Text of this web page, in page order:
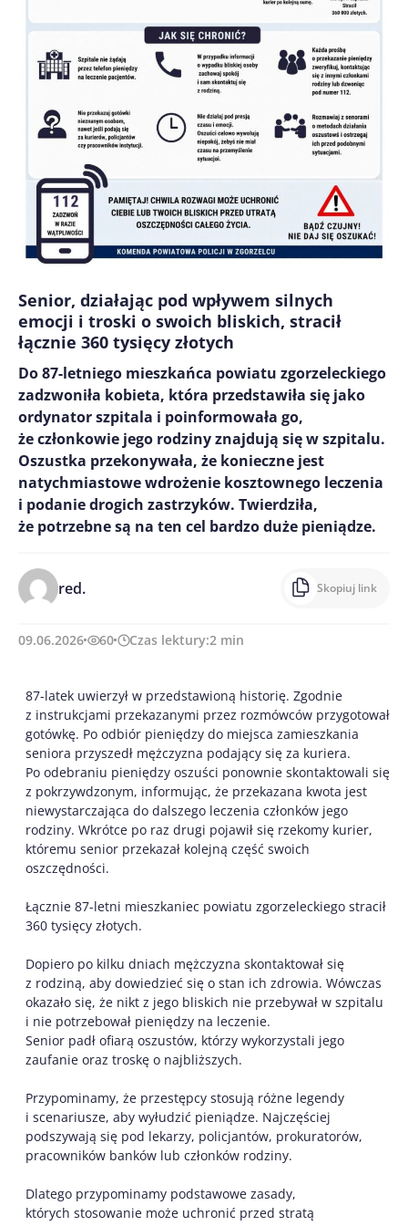
Senior, działając pod wpływem silnych
emocji i troski o swoich bliskich, stracił
łącznie 360 tysięcy złotych
Do 87-letniego mieszkańca powiatu zgorzeleckiego
zadzwoniła kobieta, która przedstawiła się jako
ordynator szpitala i poinformowała go,
że członkowie jego rodziny znajdują się w szpitalu.
Oszustka przekonywała, że konieczne jest
natychmiastowe wdrożenie kosztownego leczenia
i podanie drogich zastrzyków. Twierdziła,
że potrzebne są na ten cel bardzo duże pieniądze.
red. Skopiuj link
09.06.2026 60 Czas lektury:2 min
87-latek uwierzył w przedstawioną historię. Zgodnie
z instrukcjami przekazanymi przez rozmówców przygotował
gotówkę. Po odbiór pieniędzy do miejsca zamieszkania
seniora przyszedł mężczyzna podający się za kuriera.
Po odebraniu pieniędzy oszuści ponownie skontaktowali się
z pokrzywdzonym, informując, że przekazana kwota jest
niewystarczająca do dalszego leczenia członków jego
rodziny. Wkrótce po raz drugi pojawił się rzekomy kurier,
któremu senior przekazał kolejną część swoich
oszczędności.
Łącznie 87-letni mieszkaniec powiatu zgorzeleckiego stracił
360 tysięcy złotych.
Dopiero po kilku dniach mężczyzna skontaktował się
z rodziną, aby dowiedzieć się o stan ich zdrowia. Wówczas
okazało się, że nikt z jego bliskich nie przebywał w szpitalu
i nie potrzebował pieniędzy na leczenie.
Senior padł ofiarą oszustów, którzy wykorzystali jego
zaufanie oraz troskę o najbliższych.
Przypominamy, że przestępcy stosują różne legendy
i scenariusze, aby wyłudzić pieniądze. Najczęściej
podszywają się pod lekarzy, policjantów, prokuratorów,
pracowników banków lub członków rodziny.
Dlatego przypominamy podstawowe zasady,
których stosowanie może uchronić przed stratą